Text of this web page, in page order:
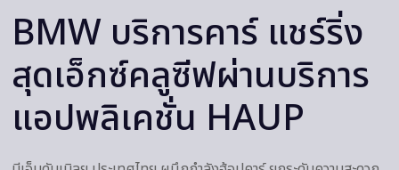
BMW บริการคาร์ แชร์ริ่ง
สุดเอ็กซ์คลูซีฟผ่านบริการ
แอปพลิเคชั่น HAUP